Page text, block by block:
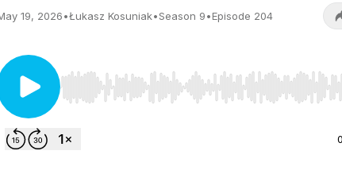
19, 2026•Łukasz Kosuniak•Season 9•Episode 204
Use Left/Right to seek, Home/End to jump to